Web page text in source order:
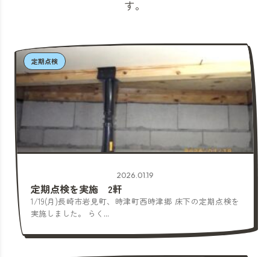
す。
定期点検
2026.01.19
定期点検を実施 2軒
1/19(月)長崎市岩見町、時津町西時津郷 床下の定期点検を
実施しました。 らく...